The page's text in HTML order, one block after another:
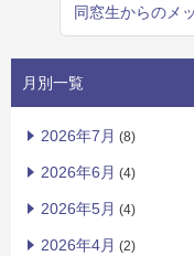
同窓生からのメ
月別一覧
2026年7月 (8)
2026年6月 (4)
2026年5月 (4)
2026年4月 (2)